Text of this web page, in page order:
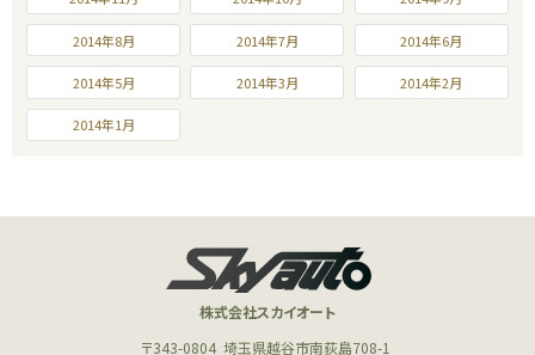
2014年8月 2014年7月 2014年6月
2014年5月 2014年3月 2014年2月
2014年1月
株式会社スカイオート
〒343-0804 埼玉県越谷市南荻島708-1